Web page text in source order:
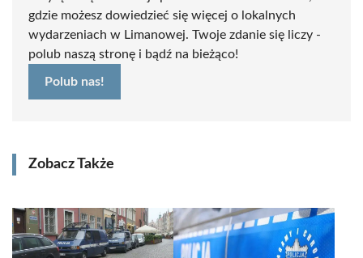
gdzie możesz dowiedzieć się więcej o lokalnych
wydarzeniach w Limanowej. Twoje zdanie się liczy -
polub naszą stronę i bądź na bieżąco!
Polub nas!
Zobacz Także